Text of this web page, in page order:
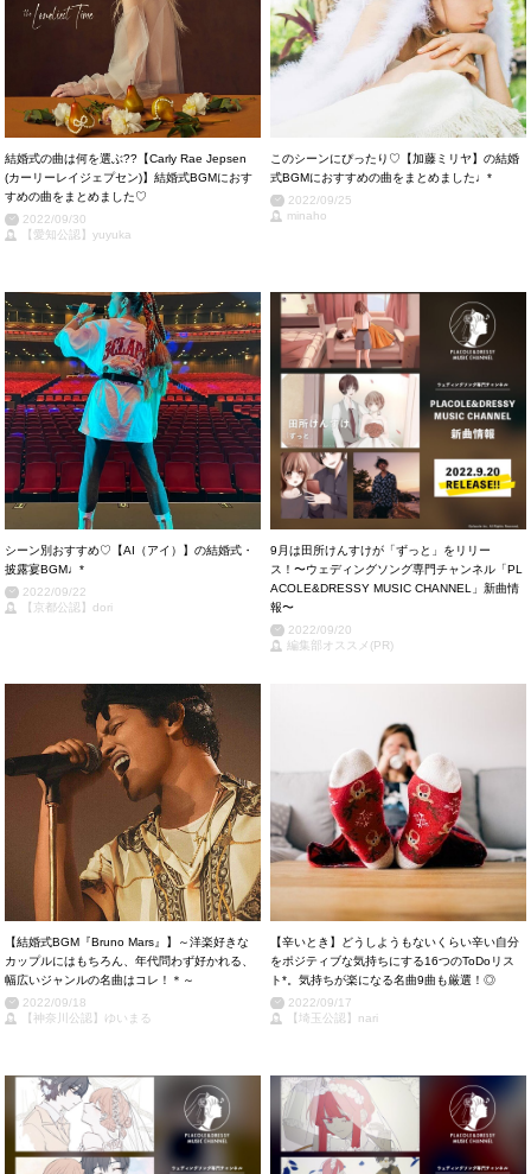
結婚式の曲は何を選ぶ??【Carly Rae Jepsen
(カーリーレイジェプセン)】結婚式BGMにおす
すめの曲をまとめました♡
2022/09/30
【愛知公認】yuyuka
このシーンにぴったり♡【加藤ミリヤ】の結婚
式BGMにおすすめの曲をまとめました♩*
2022/09/25
minaho
シーン別おすすめ♡【AI（アイ）】の結婚式・
披露宴BGM♩*
2022/09/22
【京都公認】dori
9月は田所けんすけが「ずっと」をリリー
ス！〜ウェディングソング専門チャンネル「PL
ACOLE&DRESSY MUSIC CHANNEL」新曲情
報〜
2022/09/20
編集部オススメ(PR)
【結婚式BGM『Bruno Mars』】～洋楽好きな
カップルにはもちろん、年代問わず好かれる、
幅広いジャンルの名曲はコレ！＊～
2022/09/18
【神奈川公認】ゆいまる
【辛いとき】どうしようもないくらい辛い自分
をポジティブな気持ちにする16つのToDoリス
ト*。気持ちが楽になる名曲9曲も厳選！◎
2022/09/17
【埼玉公認】nari